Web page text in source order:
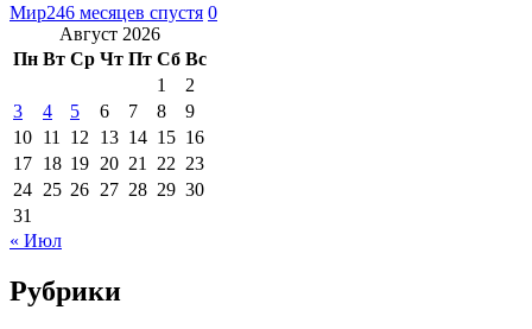
Мир246 месяцев спустя 0
Август 2026
Пн Вт Ср Чт Пт Сб Вс
1
2
3
4 5 6 7 8
9
10 11 12 13 14 15 16
17 18 19 20 21 22 23
24 25 26 27 28 29 30
31
« Июл
Рубрики